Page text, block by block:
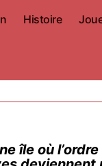
Histoire
île où